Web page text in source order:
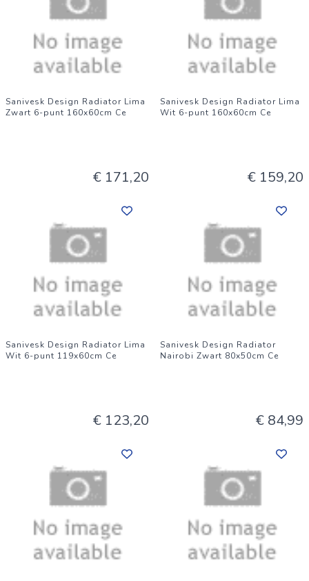
Sanivesk Design Radiator Lima
Zwart 6-punt 160x60cm Ce
€ 171,20
Sanivesk Design Radiator Lima
Wit 6-punt 160x60cm Ce
€ 159,20
Sanivesk Design Radiator Lima
Wit 6-punt 119x60cm Ce
€ 123,20
Sanivesk Design Radiator
Nairobi Zwart 80x50cm Ce
€ 84,99